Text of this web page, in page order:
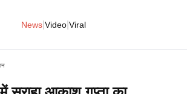
News Video Viral